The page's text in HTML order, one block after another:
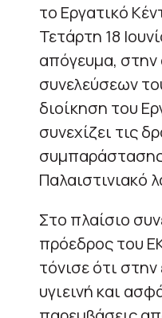
το Εργατικό
Τετάρτη 18
απόγευμα,
συνελεύσεων
διοίκηση του
συνεχίζει τις
Παλαιστινιακό
Στο πλαίσιο
πρόεδρος του
τόνισε ότι
υγιεινή και